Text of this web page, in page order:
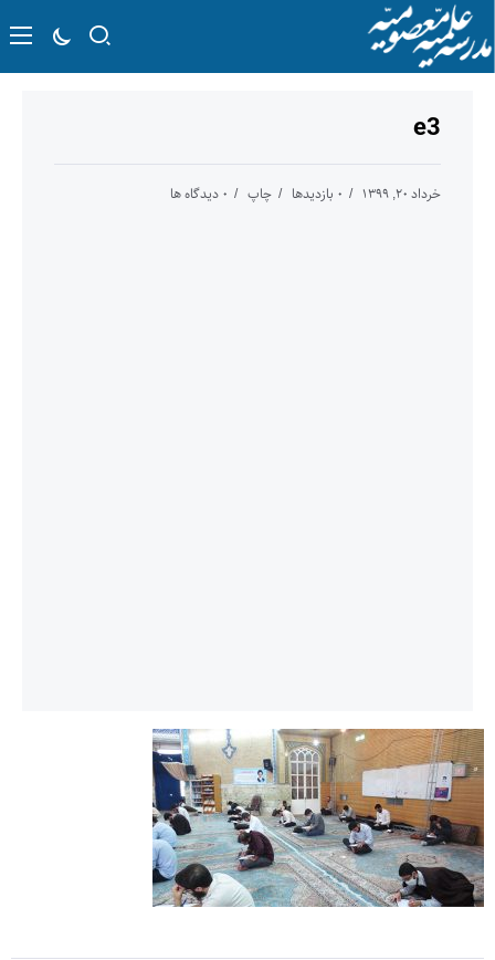
e3
خرداد ۲۰, ۱۳۹۹ ۰ بازدیدها چاپ ۰ دیدگاه ها